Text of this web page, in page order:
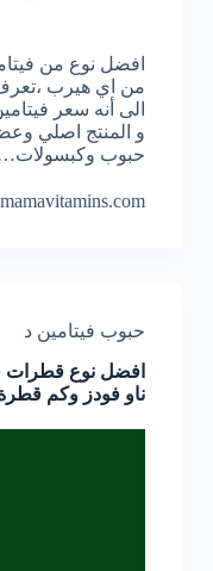
و المنتج اصلي
حبوب
mamavitamins.com
حبوب فيتامين د
افضل نوع قطرات
ناو فودز وكم